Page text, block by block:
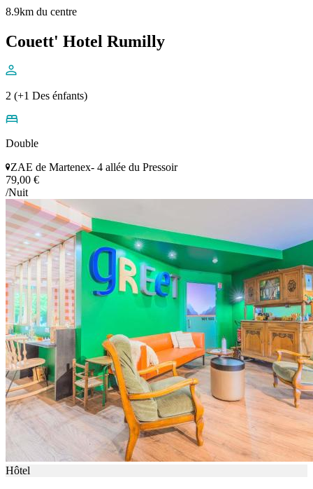
8.9km du centre
Couett' Hotel Rumilly
2 (+1 Des énfants)
Double
ZAE de Martenex- 4 allée du Pressoir
79,00 €
/Nuit
Hôtel